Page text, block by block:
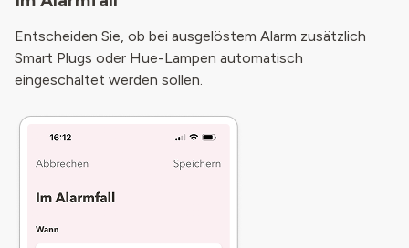
Entscheiden Sie, ob bei ausgelöstem Alarm zusätzlich
Smart Plugs oder Hue-Lampen automatisch
eingeschaltet werden sollen.